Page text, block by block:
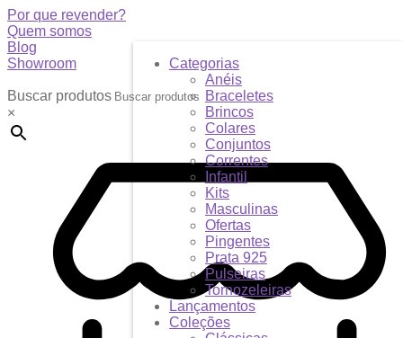
Por que revender?
Quem somos
Blog
Showroom
Buscar produtos
×
Categorias
Anéis
Braceletes
Brincos
Colares
Conjuntos
Correntes
Infantil
Kits
Masculinas
Ofertas
Pingentes
Prata 925
Pulseiras
Tornozeleiras
Lançamentos
Coleções